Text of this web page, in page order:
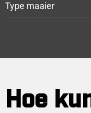
Type maaier
Hoe